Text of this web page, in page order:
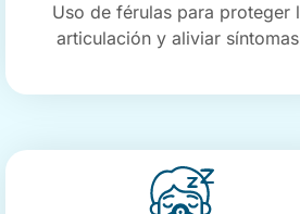
Uso de férulas para proteger
articulación y aliviar